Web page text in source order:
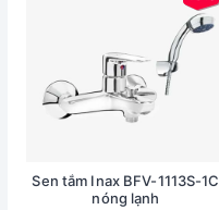
Sen tắm Inax BFV-1113S-1C
nóng lạnh